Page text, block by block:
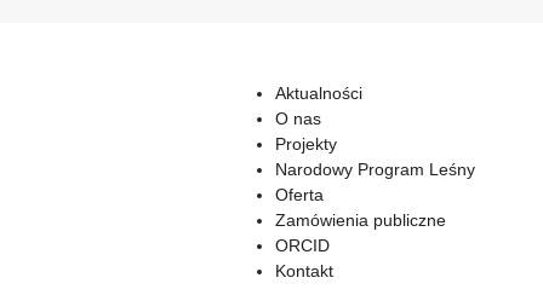
Aktualności
O nas
Projekty
Narodowy Program Leśny
Oferta
Zamówienia publiczne
ORCID
Kontakt